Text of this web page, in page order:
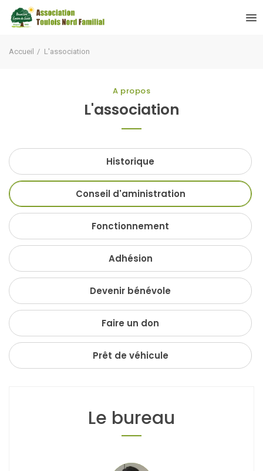
Accueil L'association
A propos
L'association
Historique
Conseil d'aministration
Fonctionnement
Adhésion
Devenir bénévole
Faire un don
Prêt de véhicule
Le bureau